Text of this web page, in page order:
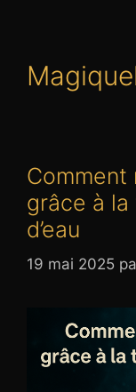
Comment
grâce à
d’eau
19 mai 2025